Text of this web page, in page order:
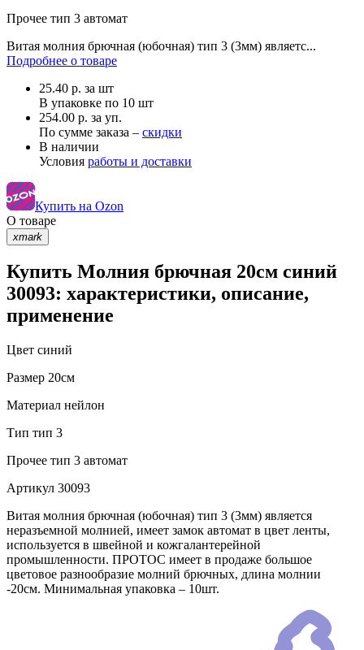
Прочее тип 3 автомат
Витая молния брючная (юбочная) тип 3 (3мм) являетс...
Подробнее о товаре
25.40 р. за шт
В упаковке по 10 шт
254.00 р. за уп.
По сумме заказа – скидки
В наличии
Условия работы и доставки
Купить на Ozon
О товаре
xmark
Купить Молния брючная 20см синий
30093: характеристики, описание,
применение
Цвет синий
Размер 20см
Материал нейлон
Тип тип 3
Прочее тип 3 автомат
Артикул 30093
Витая молния брючная (юбочная) тип 3 (3мм) является
неразъемной молнией, имеет замок автомат в цвет ленты,
используется в швейной и кожгалантерейной
промышленности. ПРОТОС имеет в продаже большое
цветовое разнообразие молний брючных, длина молнии
-20см. Минимальная упаковка – 10шт.